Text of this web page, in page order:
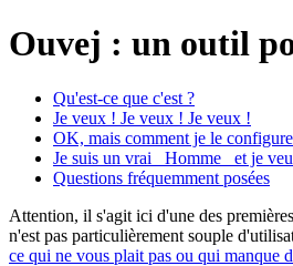
Ouvej : un outil
Qu'est-ce que c'est ?
Je veux ! Je veux ! Je veux !
OK, mais comment je le
Je suis un vrai _Homme_ et je
Questions fréquemment posées
Attention, il s'agit ici d'une des
n'est pas particulièrement souple
ce qui ne vous plait pas ou qui manque